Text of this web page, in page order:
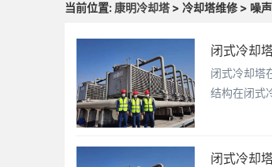
当前位置: 康明冷却塔> 冷却塔维修 > 噪声
闭式冷却
闭式冷却塔
结构在闭式
闭式冷却